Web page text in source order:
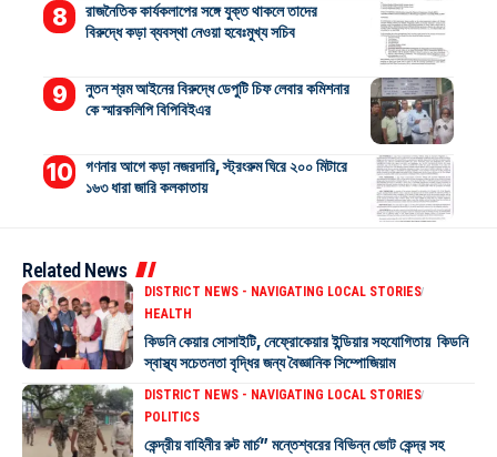
রাজনৈতিক কার্যকলাপের সঙ্গে যুক্ত থাকলে তাদের
বিরুদ্ধে কড়া ব্যবস্থা নেওয়া হবেঃমুখ্য সচিব
নুতন শ্রম আইনের বিরুদ্ধে ডেপুটি চিফ লেবার কমিশনার
কে স্মারকলিপি বিপিবিইএর
গণনার আগে কড়া নজরদারি, স্ট্রংরুম ঘিরে ২০০ মিটারে
১৬৩ ধারা জারি কলকাতায়
Related News
DISTRICT NEWS - NAVIGATING LOCAL STORIES
HEALTH
কিডনি কেয়ার সোসাইটি, নেফ্রোকেয়ার ইন্ডিয়ার সহযোগিতায় কিডনি
স্বাস্থ্য সচেতনতা বৃদ্ধির জন্য বৈজ্ঞানিক সিম্পোজিয়াম
DISTRICT NEWS - NAVIGATING LOCAL STORIES
POLITICS
কেন্দ্রীয় বাহিনীর রুট মার্চ” মন্তেশ্বরের বিভিন্ন ভোট কেন্দ্র সহ